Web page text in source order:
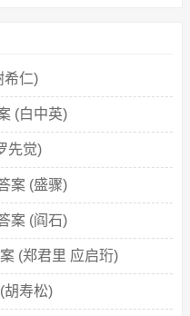
希仁)
(白中英)
先觉)
案 (盛骤)
案 (阎石)
(郑君里 应启珩)
胡寿松)